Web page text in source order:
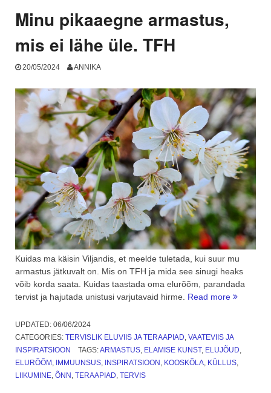
Minu pikaaegne armastus,
mis ei lähe üle. TFH
20/05/2024 ANNIKA
Kuidas ma käisin Viljandis, et meelde tuletada, kui suur mu
armastus jätkuvalt on. Mis on TFH ja mida see sinugi heaks
võib korda saata. Kuidas taastada oma elurõõm, parandada
tervist ja hajutada unistusi varjutavaid hirme. Read more “Minu
mis
ei
lähe
UPDATED: 06/06/2024
CATEGORIES: TERVISLIK ELUVIIS JA TERAAPIAD VAATEVIIS JA
INSPIRATSIOON
TAGS:ARMASTUS, ELAMISE KUNST, ELUJÕUD
ELURÕÕM IMMUUNSUS INSPIRATSIOON KOOSKÕLA KÜLLUS
LIIKUMINE ÕNN TERAAPIAD TERVIS